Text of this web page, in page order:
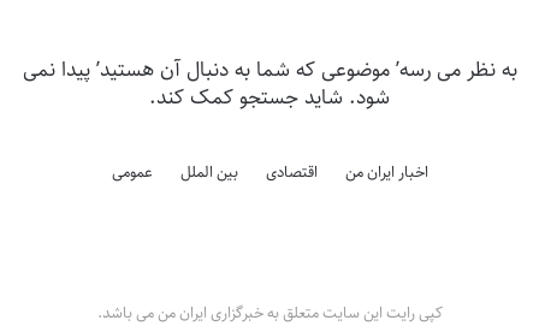
به نظر می رسه’ موضوعی که شما به دنبال آن هستید’ پیدا نمی
شود. شاید جستجو کمک کند.
اخبار ایران من اقتصادی بین الملل عمومی
کپی رایت این سایت متعلق به خبرگزاری ایران من می باشد.